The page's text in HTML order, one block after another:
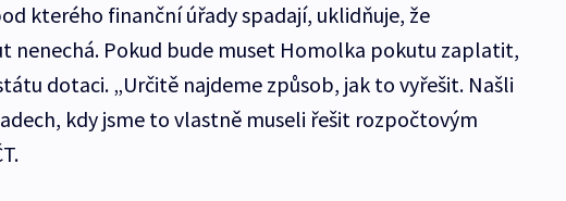
kterého finanční úřady spadají, uklidňuje, že
nenechá. Pokud bude muset Homolka pokutu zaplatit,
dotaci. „Určitě najdeme způsob, jak to vyřešit. Našli
kdy jsme to vlastně museli řešit rozpočtovým